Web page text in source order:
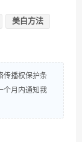
美白方法
传播权保护条
个月内通知我